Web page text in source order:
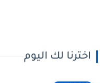
اخترنا لك اليوم